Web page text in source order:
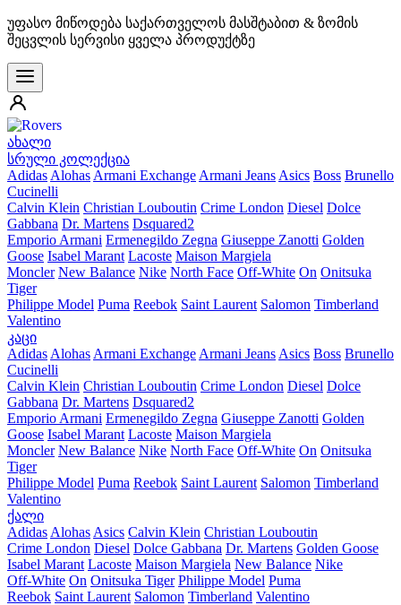
უფასო მიწოდება საქართველოს მასშტაბით & ზომის
შეცვლის სერვისი ყველა პროდუქტზე
ახალი
სრული კოლექცია
Adidas Alohas Armani Exchange Armani Jeans Asics Boss Brunello
Cucinelli
Calvin Klein Christian Louboutin Crime London Diesel Dolce
Gabbana Dr. Martens Dsquared2
Emporio Armani Ermenegildo Zegna Giuseppe Zanotti Golden
Goose Isabel Marant Lacoste Maison Margiela
Moncler New Balance Nike North Face Off-White On Onitsuka
Tiger
Philippe Model Puma Reebok Saint Laurent Salomon Timberland
Valentino
კაცი
Adidas Alohas Armani Exchange Armani Jeans Asics Boss Brunello
Cucinelli
Calvin Klein Christian Louboutin Crime London Diesel Dolce
Gabbana Dr. Martens Dsquared2
Emporio Armani Ermenegildo Zegna Giuseppe Zanotti Golden
Goose Isabel Marant Lacoste Maison Margiela
Moncler New Balance Nike North Face Off-White On Onitsuka
Tiger
Philippe Model Puma Reebok Saint Laurent Salomon Timberland
Valentino
ქალი
Adidas Alohas Asics Calvin Klein Christian Louboutin
Crime London Diesel Dolce Gabbana Dr. Martens Golden Goose
Isabel Marant Lacoste Maison Margiela New Balance Nike
Off-White On Onitsuka Tiger Philippe Model Puma
Reebok Saint Laurent Salomon Timberland Valentino